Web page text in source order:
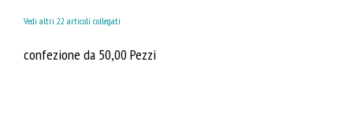
Vedi altri 22 articoli collegati
confezione da 50,00 Pezzi